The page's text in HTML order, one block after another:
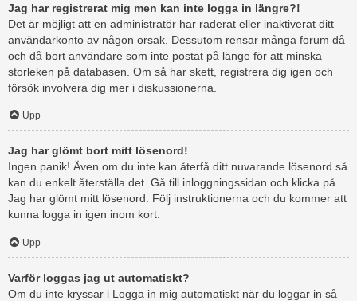
Jag har registrerat mig men kan inte logga in längre?!
Det är möjligt att en administratör har raderat eller inaktiverat ditt
användarkonto av någon orsak. Dessutom rensar många forum då
och då bort användare som inte postat på länge för att minska
storleken på databasen. Om så har skett, registrera dig igen och
försök involvera dig mer i diskussionerna.
Upp
Jag har glömt bort mitt lösenord!
Ingen panik! Även om du inte kan återfå ditt nuvarande lösenord så
kan du enkelt återställa det. Gå till inloggningssidan och klicka på
Jag har glömt mitt lösenord. Följ instruktionerna och du kommer att
kunna logga in igen inom kort.
Upp
Varför loggas jag ut automatiskt?
Om du inte kryssar i Logga in mig automatiskt när du loggar in så